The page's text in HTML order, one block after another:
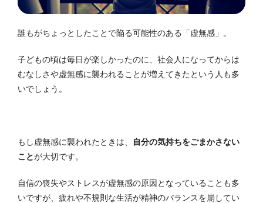
誰もがちょっとしたことで陥る可能性のある「虚無感」。
子どもの頃は毎日が楽しかったのに、社会人になってからは
むなしさや虚無感に襲われることが増えてきたという人も多
いでしょう。
もし虚無感に襲われたときは、
自分の気持ちをごまかさない
ことが大切です。
自信の喪失やストレスが虚無感の原因となっていることも多
いですが、疲れや不規則な生活が精神のバランスを崩してい